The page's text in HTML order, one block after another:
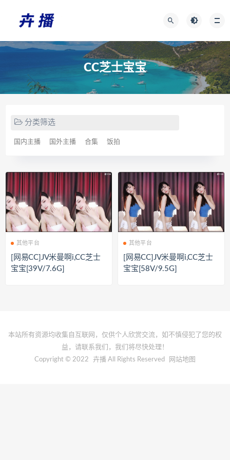
CC芝士宝宝
分类筛选
国内主播 国外主播 合集 饭拍
其他平台
[网易CC]JV米曼啊i,CC芝士
宝宝[39V/7.6G]
其他平台
[网易CC]JV米曼啊i,CC芝士
宝宝[58V/9.5G]
本站所有资源均收集自互联网，仅供个人欣赏交流，如不慎侵犯了您的权
益，请联系我们，我们将尽快处理！
Copyright © 2022
卉播 All Rights Reserved 网站地图